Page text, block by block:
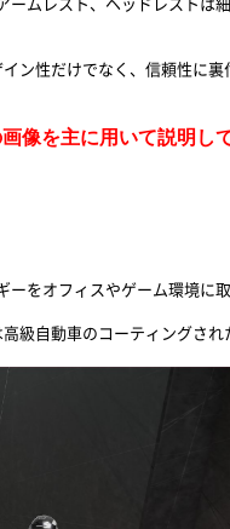
ムレスト、ヘッドレストは
ン性だけでなく、信頼性に裏
を主に用いて説明して
をオフィスやゲーム環境に取
級自動車のコーティングされ